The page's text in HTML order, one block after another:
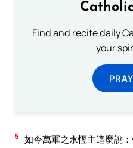
Find and recite daily
your
5 如今萬軍之永恆主這麼說